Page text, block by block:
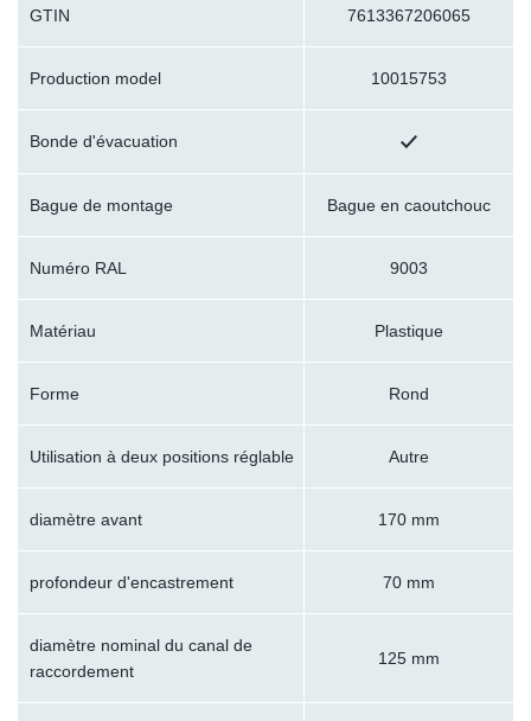
GTIN 7613367206065
Production model 10015753
Bonde d'évacuation
Bague de montage Bague en caoutchouc
Numéro RAL 9003
Matériau Plastique
Forme Rond
Utilisation à deux positions réglable Autre
diamètre avant 170 mm
profondeur d'encastrement 70 mm
diamètre nominal du canal de
raccordement
125 mm